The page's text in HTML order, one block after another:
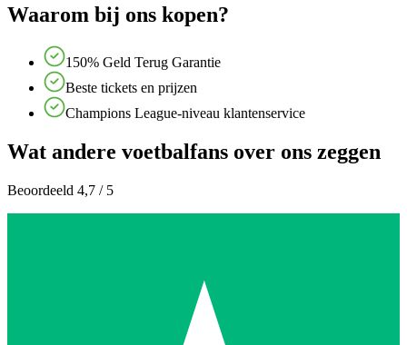
Waarom bij ons kopen?
150% Geld Terug Garantie
Beste tickets en prijzen
Champions League-niveau klantenservice
Wat andere voetbalfans over ons zeggen
Beoordeeld 4,7 / 5